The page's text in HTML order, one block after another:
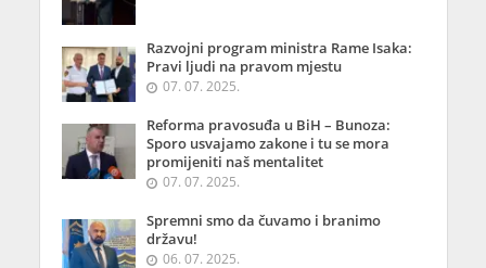
Razvojni program ministra Rame Isaka:
Pravi ljudi na pravom mjestu
07. 07. 2025.
Reforma pravosuđa u BiH – Bunoza:
Sporo usvajamo zakone i tu se mora
promijeniti naš mentalitet
07. 07. 2025.
Spremni smo da čuvamo i branimo
državu!
06. 07. 2025.